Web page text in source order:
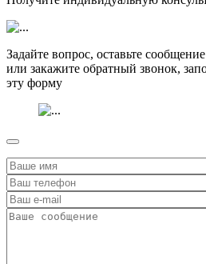
Задайте вопрос, оставьте сообщение
или закажите обратный звонок,
эту форму